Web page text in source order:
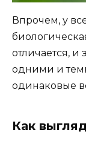
Впрочем, у
отличается, и
одними и
одинаковые
Как